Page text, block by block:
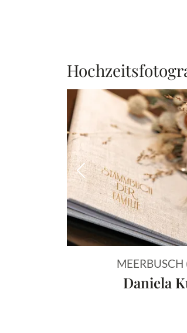
Vorheriges Bild
Daniela